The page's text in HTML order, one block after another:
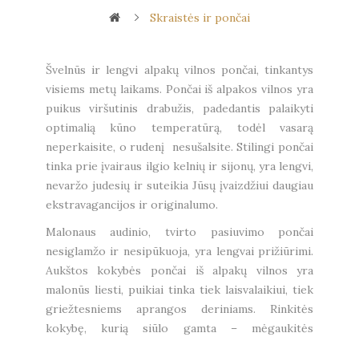
Skraistės ir pončai
Švelnūs ir lengvi alpakų vilnos pončai, tinkantys
visiems metų laikams. Pončai iš alpakos vilnos yra
puikus viršutinis drabužis, padedantis palaikyti
optimalią kūno temperatūrą, todėl vasarą
neperkaisite, o rudenį nesušalsite. Stilingi pončai
tinka prie įvairaus ilgio kelnių ir sijonų, yra lengvi,
nevaržo judesių ir suteikia Jūsų įvaizdžiui daugiau
ekstravagancijos ir originalumo.
Malonaus audinio, tvirto pasiuvimo pončai
nesiglamžo ir nesipūkuoja, yra lengvai prižiūrimi.
Aukštos kokybės pončai iš alpakų vilnos yra
malonūs liesti, puikiai tinka tiek laisvalaikiui, tiek
griežtesniems aprangos deriniams. Rinkitės
kokybę, kurią siūlo gamta – mėgaukitės